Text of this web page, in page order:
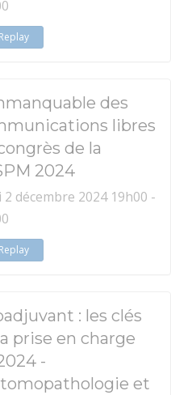
Replay
des
libres
de la
2024
2 décembre 2024 19h00 -
Replay
: les clés
prise en charge
-
et